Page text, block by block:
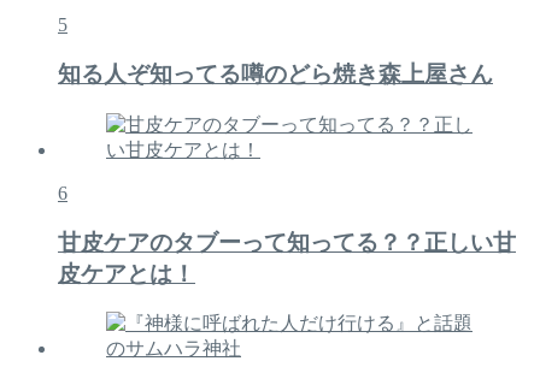
5
知る人ぞ知ってる噂のどら焼き森上屋さん
6
甘皮ケアのタブーって知ってる？？正しい甘
皮ケアとは！